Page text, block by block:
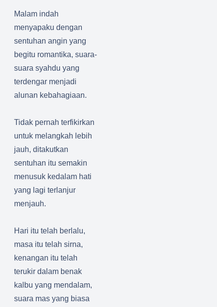
Malam indah
menyapaku dengan
sentuhan angin yang
begitu romantika, suara-
suara syahdu yang
terdengar menjadi
alunan kebahagiaan.
Tidak pernah terfikirkan
untuk melangkah lebih
jauh, ditakutkan
sentuhan itu semakin
menusuk kedalam hati
yang lagi terlanjur
menjauh.
Hari itu telah berlalu,
masa itu telah sirna,
kenangan itu telah
terukir dalam benak
kalbu yang mendalam,
suara mas yang biasa